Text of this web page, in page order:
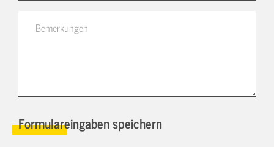
Formulareingaben speichern